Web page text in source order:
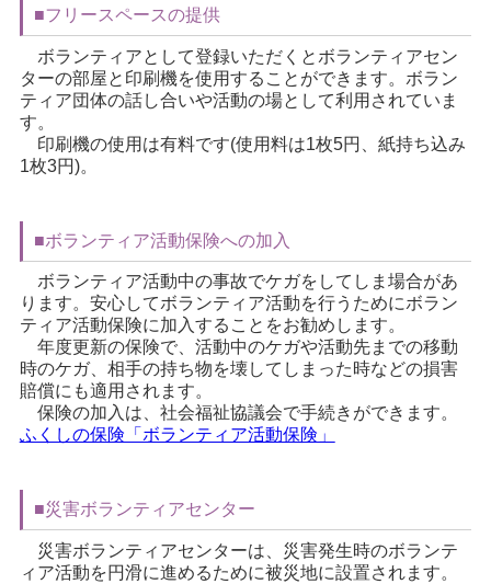
■フリースペースの提供
ボランティアとして登録いただくとボランティアセン
ターの部屋と印刷機を使用することができます。ボラン
ティア団体の話し合いや活動の場として利用されていま
す。
印刷機の使用は有料です(使用料は1枚5円、紙持ち込み
1枚3円)。
■ボランティア活動保険への加入
ボランティア活動中の事故でケガをしてしま場合があ
ります。安心してボランティア活動を行うためにボラン
ティア活動保険に加入することをお勧めします。
年度更新の保険で、活動中のケガや活動先までの移動
時のケガ、相手の持ち物を壊してしまった時などの損害
賠償にも適用されます。
保険の加入は、社会福祉協議会で手続きができます。
ふくしの保険「ボランティア活動保険」
■災害ボランティアセンター
災害ボランティアセンターは、災害発生時のボランテ
ィア活動を円滑に進めるために被災地に設置されます。